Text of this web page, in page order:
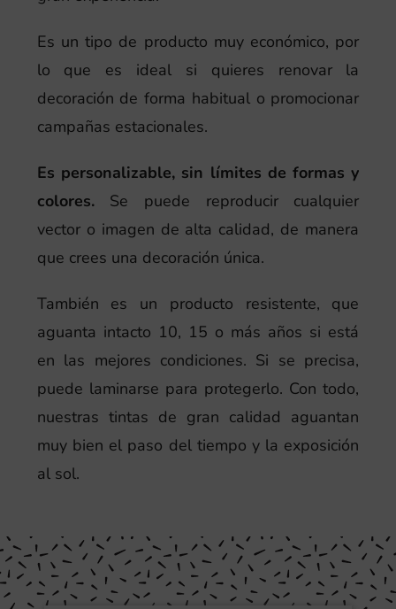
Es un tipo de producto muy económico, por
lo que es ideal si quieres renovar la
decoración de forma habitual o promocionar
campañas estacionales.
Es personalizable, sin límites de formas y
colores.Se puede reproducir cualquier
vector o imagen de alta calidad, de manera
que crees una decoración única.
También es un producto resistente, que
aguanta intacto 10, 15 o más años si está
en las mejores condiciones. Si se precisa,
puede laminarse para protegerlo. Con todo,
nuestras tintas de gran calidad aguantan
muy bien el paso del tiempo y la exposición
al sol.